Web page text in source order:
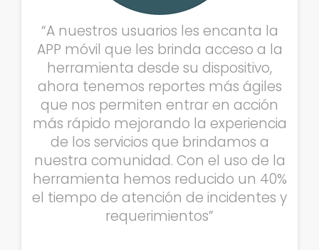
“A nuestros usuarios les encanta la
APP móvil que les brinda acceso a la
herramienta desde su dispositivo,
ahora tenemos reportes más ágiles
que nos permiten entrar en acción
más rápido mejorando la experiencia
de los servicios que brindamos a
nuestra comunidad. Con el uso de la
herramienta hemos reducido un 40%
el tiempo de atención de incidentes y
requerimientos”